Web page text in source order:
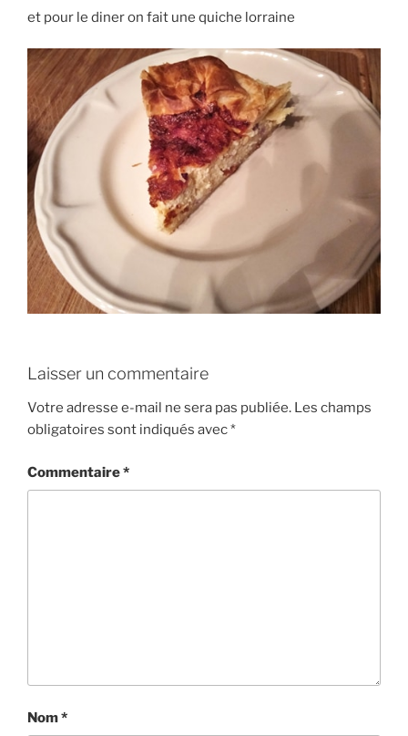
et pour le diner on fait une quiche lorraine
Laisser un commentaire
Votre adresse e-mail ne sera pas publiée. Les champs
obligatoires sont indiqués avec*
Commentaire*
Nom*